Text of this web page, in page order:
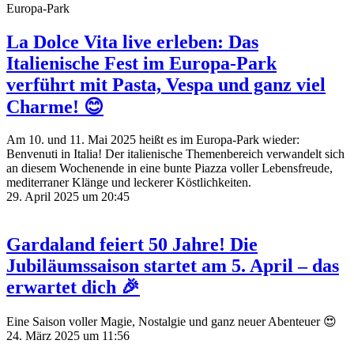
Europa-Park
La Dolce Vita live erleben: Das
Italienische Fest im Europa-Park
verführt mit Pasta, Vespa und ganz viel
Charme! 😊
Am 10. und 11. Mai 2025 heißt es im Europa-Park wieder:
Benvenuti in Italia! Der italienische Themenbereich verwandelt sich
an diesem Wochenende in eine bunte Piazza voller Lebensfreude,
mediterraner Klänge und leckerer Köstlichkeiten.
29. April 2025 um 20:45
Gardaland feiert 50 Jahre! Die
Jubiläumssaison startet am 5. April – das
erwartet dich 🎉
Eine Saison voller Magie, Nostalgie und ganz neuer Abenteuer 😍
24. März 2025 um 11:56